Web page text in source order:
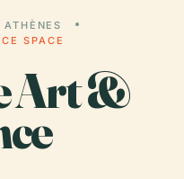
ATHÈNES
SPACE
Art &